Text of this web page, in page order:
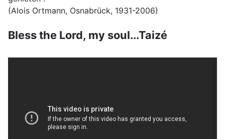
(Alois Ortmann, Osnabrück, 1931-2006)
Bless the Lord, my soul...Taizé